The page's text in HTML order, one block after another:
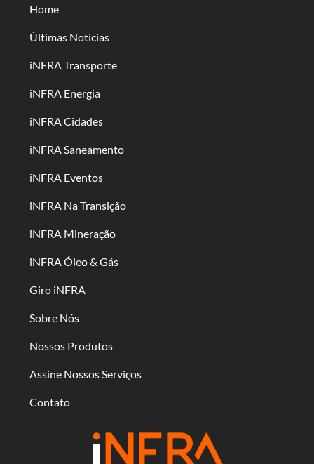
Home
Últimas Notícias
iNFRA Transporte
iNFRA Energia
iNFRA Cidades
iNFRA Saneamento
iNFRA Eventos
iNFRA Na Transição
iNFRA Mineração
iNFRA Óleo & Gás
Giro iNFRA
Sobre Nós
Nossos Produtos
Assine Nossos Serviços
Contato